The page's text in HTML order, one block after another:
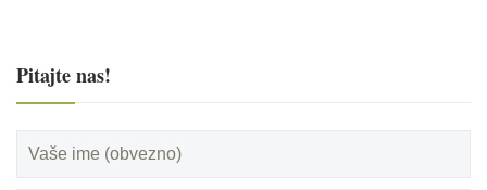
Pitajte nas!